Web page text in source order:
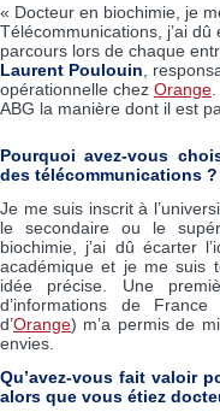
« Docteur en biochimie, je
Télécommunications, j’ai
parcours lors de chaque
Laurent Poulouin ,
opérationnelle chez Orange
ABG la manière dont il est
Pourquoi avez-vous
des télécommunications ?
Je me suis inscrit à
le secondaire ou le
biochimie, j’ai dû écarter
académique et je me suis
idée précise. Une
d’informations de
d’Orange) m’a permis de
envies.
Qu’avez-vous fait valoir
alors que vous étiez